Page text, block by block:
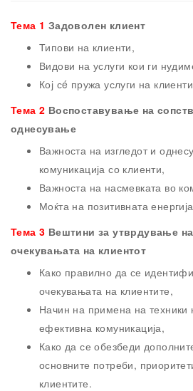
Тема 1 Задоволен клиент
Типови на клиенти,
Видови на услуги кои ги
Кој сé пружа услуги на
Тема 2 Воспоставување на
однесување
Важноста на изгледот и
комуникација со клиенти,
Важноста на насмевката во
Моќта на позитивната
Тема 3 Вештини за утврдување
очекувањата на клиентот
Како правилно да се
очекувањата на клиентите,
Начин на примена на техники
ефективна комуникација,
Како да се обезбеди
основните потреби,
клиентите.